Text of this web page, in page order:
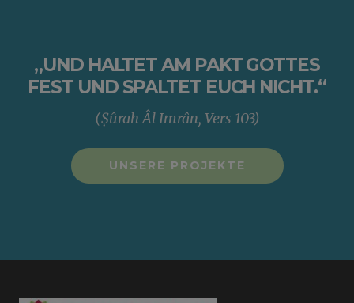
„UND HALTET AM PAKT GOTTES
FEST UND SPALTET EUCH NICHT.“
(Ṣûrah Âl Imrân, Vers 103)
UNSERE PROJEKTE